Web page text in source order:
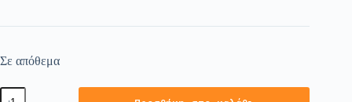
Σε απόθεμα